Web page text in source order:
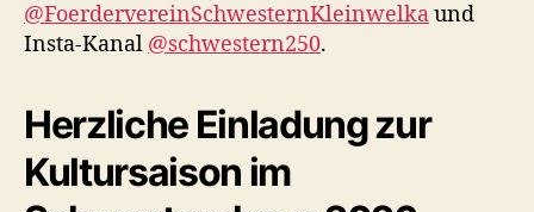
@FoerdervereinSchwesternKleinwelkaund
Insta-Kanal @schwestern250.
Herzliche Einladung zur
Kultursaison im